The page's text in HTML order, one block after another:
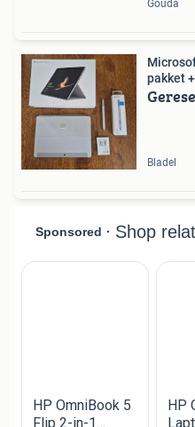
Gouda
pakket
Bladel